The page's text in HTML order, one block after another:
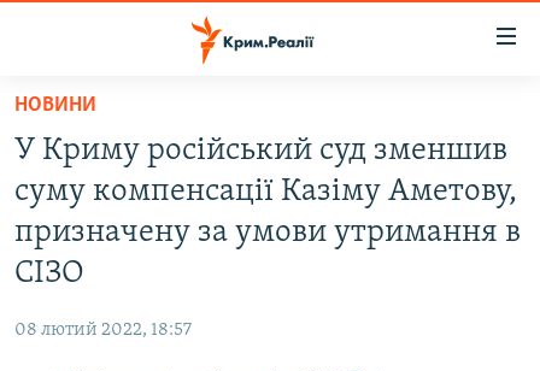
Перейти
основного
матеріалу
Перейти
до
основної
Перейти
ВОДА.КРИМ
ВІДЕО ТА ФОТО
ПОЛІТИКА
НОВИНИ
У Криму російський суд зменшив
суму компенсації Казіму Аметову,
призначену за умови утримання в
СІЗО
08 лютий 2022, 18:57